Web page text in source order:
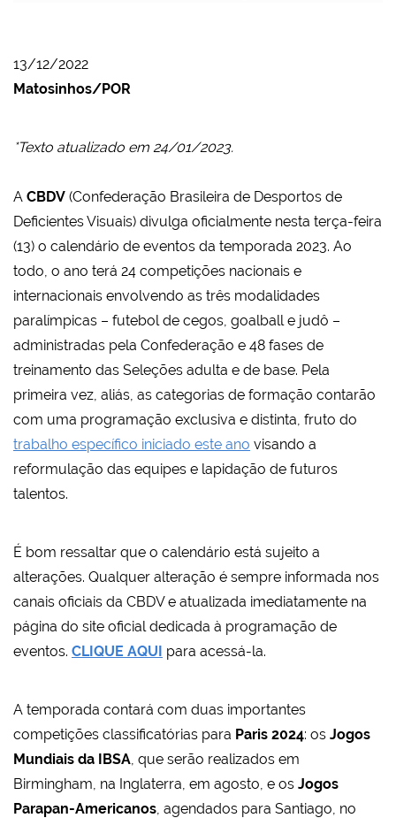
13/12/2022
Matosinhos/POR
*Texto atualizado em 24/01/2023.
A CBDV (Confederação Brasileira de Desportos de
Deficientes Visuais) divulga oficialmente nesta terça-feira
(13) o calendário de eventos da temporada 2023. Ao
todo, o ano terá 24 competições nacionais e
internacionais envolvendo as três modalidades
paralímpicas – futebol de cegos, goalball e judô –
administradas pela Confederação e 48 fases de
treinamento das Seleções adulta e de base. Pela
primeira vez, aliás, as categorias de formação contarão
com uma programação exclusiva e distinta, fruto do
trabalho específico iniciado este ano visando a
reformulação das equipes e lapidação de futuros
talentos.
É bom ressaltar que o calendário está sujeito a
alterações. Qualquer alteração é sempre informada nos
canais oficiais da CBDV e atualizada imediatamente na
página do site oficial dedicada à programação de
eventos. CLIQUE AQUI para acessá-la.
A temporada contará com duas importantes
competições classificatórias para Paris 2024: os Jogos
Mundiais da IBSA , que serão realizados em
Birmingham, na Inglaterra, em agosto, e os Jogos
Parapan-Americanos , agendados para Santiago, no